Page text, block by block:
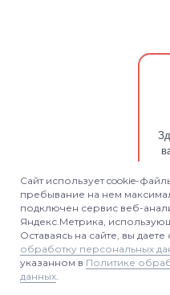
ЗАЧЕМ
СВЕТОДИОДНЫЙ
Актовый зал — это
торжественных линеек,
Сайт использует cookie-
пребывание на нем
подключен сервис веб-
Яндекс.Метрика,
Оставаясь на сайте, вы даете
обработку персональных
указанном в Политике
данных.